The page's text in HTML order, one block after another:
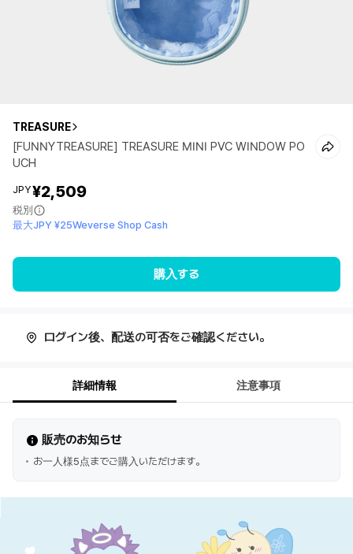
TREASURE
[FUNNYTREASURE] TREASURE MINI PVC WINDOW PO
UCH
JPY¥2,509
税別
最大JPY ¥25Weverse Shop Cash
購入する
ログイン後、配送の可否をご確認ください。
詳細情報 注意事項
販売のお知らせ
お一人様5点までご購入いただけます。